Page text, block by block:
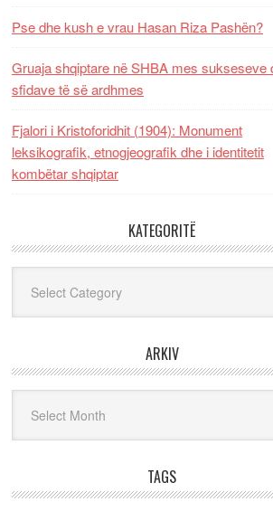
Pse dhe kush e vrau Hasan Riza Pashën?
Gruaja shqiptare në SHBA mes sukseseve
sfidave të së ardhmes
Fjalori i Kristoforidhit (1904): Monument
leksikografik, etnogjeografik dhe i identitetit
kombëtar shqiptar
KATEGORITË
ARKIV
TAGS